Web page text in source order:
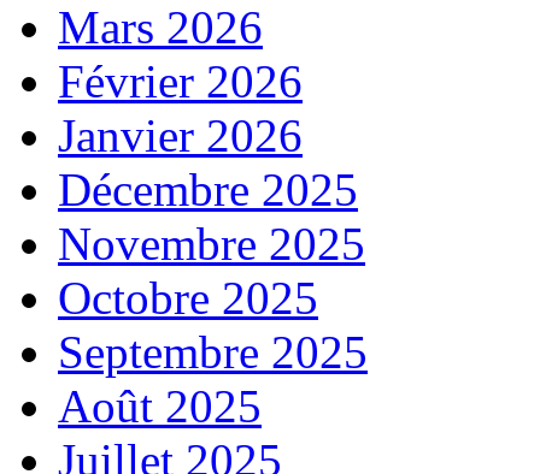
Mars 2026
Février 2026
Janvier 2026
Décembre 2025
Novembre 2025
Octobre 2025
Septembre 2025
Août 2025
Juillet 2025